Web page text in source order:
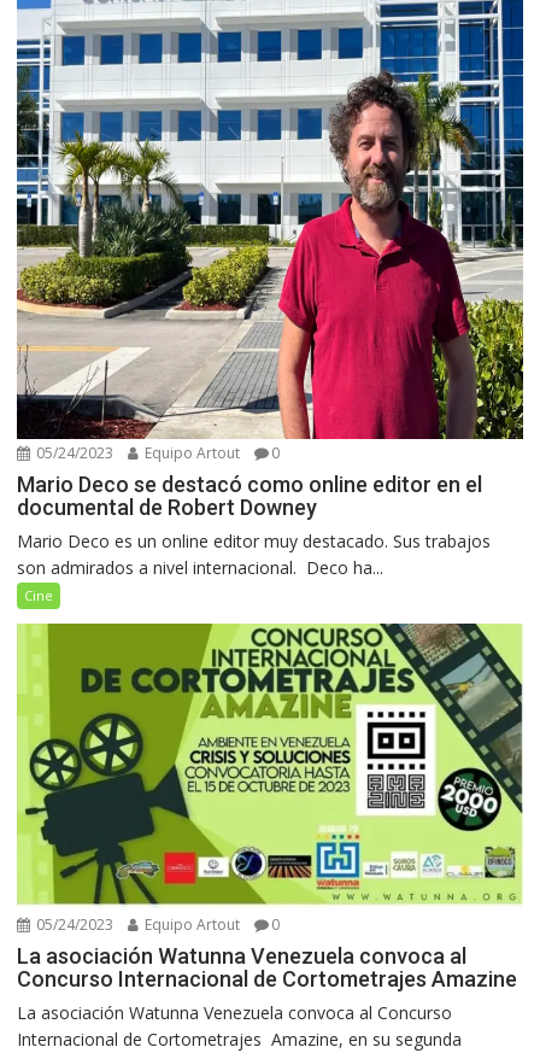
05/24/2023 Equipo Artout 0
Mario Deco se destacó como online editor en el
documental de Robert Downey
Mario Deco es un online editor muy destacado. Sus trabajos
son admirados a nivel internacional. Deco ha...
Cine
05/24/2023 Equipo Artout 0
La asociación Watunna Venezuela convoca al
Concurso Internacional de Cortometrajes Amazine
La asociación Watunna Venezuela convoca al Concurso
Internacional de Cortometrajes Amazine, en su segunda